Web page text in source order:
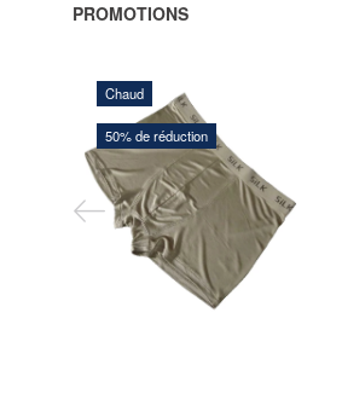
PROMOTIONS
Chaud
50% de réduction
126,00 DKK
252,00 DKK
Vous sauvegardez:126,00
DKK
Voir toutes les
options